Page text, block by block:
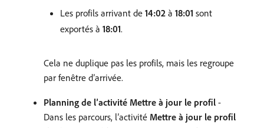
Les profils arrivant de 14:02 à 18:01 sont
exportés à 18:01.
Cela ne duplique pas les profils, mais les regroupe
par fenêtre d’arrivée.
Planning de l’activité Mettre à jour le profil -
Dans les parcours, l’activité Mettre à jour le profil